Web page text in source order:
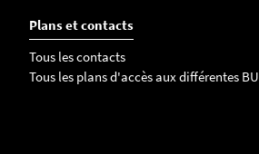
Plans et contacts
Tous les contacts
Tous les plans d'accès aux différentes BU